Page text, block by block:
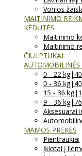
Vonios
MAITINIMO
KĖDUTĖS
Maitinimo
Maitinimo
ČIULPTUKAI
AUTOMOBILINĖS
0 - 22
0 - 36
15 - 36
9 - 36
Aksesuarai
MAMOS PREKĖS
Pientraukiai
Įklotai į